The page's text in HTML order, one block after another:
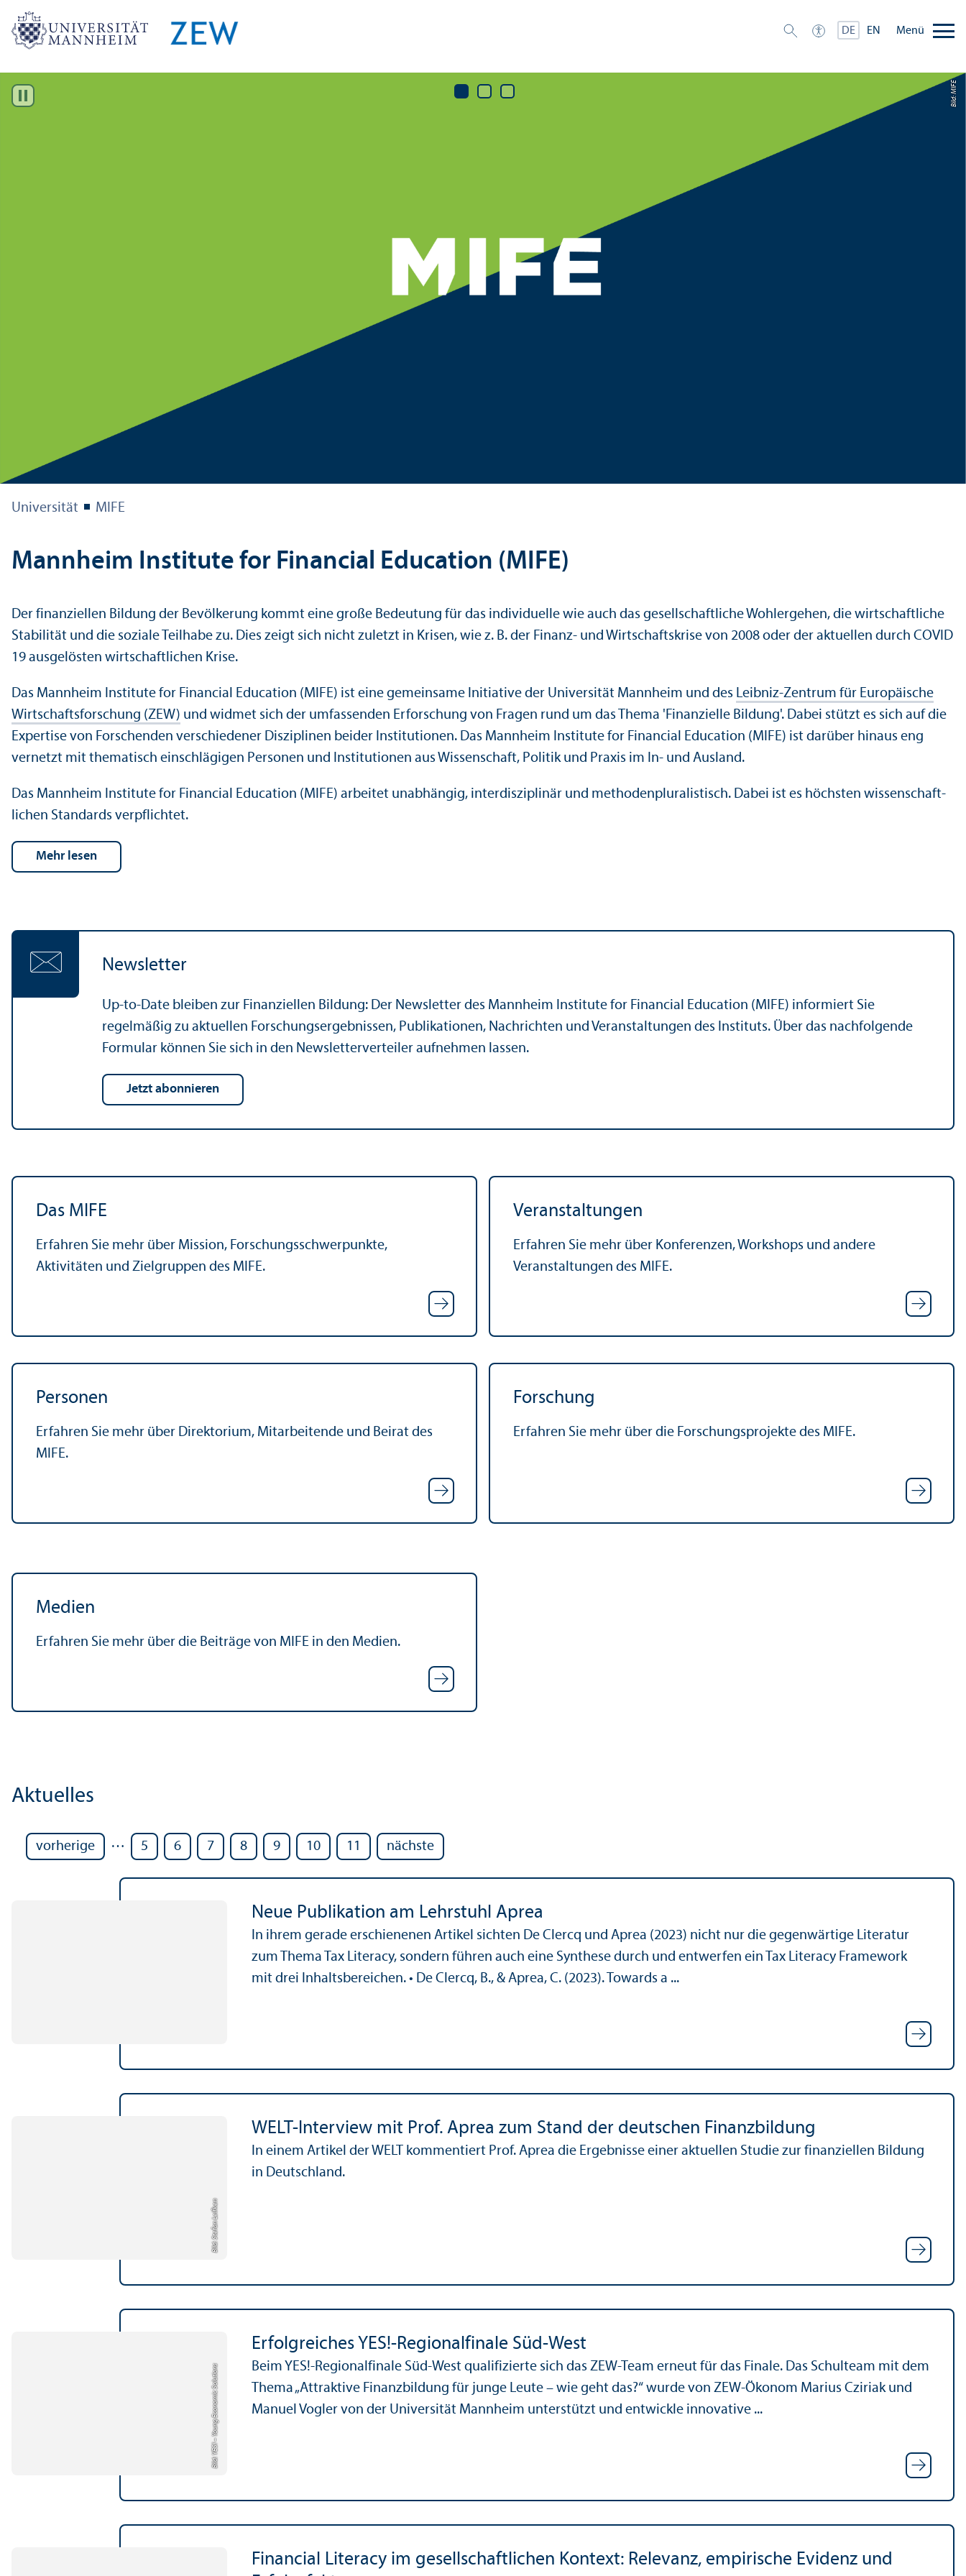
DE EN Menü
Bild: MIFE
Universität MIFE
Mannheim Institute for Financial Education (MIFE)
Der finanz­iellen Bildung der Bevölkerung kommt eine große Bedeutung für das individuelle wie auch das gesellschaft­liche Wohlergehen, die wirtschaft­liche
Stabilität und die soziale Teilhabe zu. Dies zeigt sich nicht zuletzt in Krisen, wie z. B. der Finanz- und Wirtschafts­krise von 2008 oder der aktuellen durch COVID
19 ausgelösten wirtschaft­lichen Krise.
Das Mannheim Institute for Financial Education (MIFE) ist eine gemeinsame Initiative der Universität Mannheim und des Leibniz-Zentrum für Europäische
Wirtschafts­forschung (ZEW) und widmet sich der umfassenden Erforschung von Fragen rund um das Thema 'Finanz­ielle Bildung'. Dabei stützt es sich auf die
Expertise von Forschenden verschiedener Disziplinen beider Institutionen. Das Mannheim Institute for Financial Education (MIFE) ist darüber hinaus eng
vernetzt mit thematisch einschlägigen Personen und Institutionen aus Wissenschaft, Politik und Praxis im In- und Ausland.
Das Mannheim Institute for Financial Education (MIFE) arbeitet unabhängig, interdisziplinär und methodenpluralistisch. Dabei ist es höchsten wissenschaft­
lichen Standards verpflichtet.
Mehr lesen
Newsletter
Up-to-Date bleiben zur Finanz­iellen Bildung: Der Newsletter des Mannheim Institute for Financial Education (MIFE) informiert Sie
regelmäßig zu aktuellen Forschungs­ergebnissen, Publikationen, Nachrichten und Veranstaltungen des Instituts. Über das nachfolgende
Formular können Sie sich in den Newsletterverteiler aufnehmen lassen.
Jetzt abonnieren
Das MIFE
Erfahren Sie mehr über Mission, Forschungs­schwerpunkte,
Aktivitäten und Ziel­gruppen des MIFE.
Veranstaltungen
Erfahren Sie mehr über Konferenzen, Workshops und andere
Veranstaltungen des MIFE.
Personen
Erfahren Sie mehr über Direktorium, Mitarbeitende und Beirat des
MIFE.
Forschung
Erfahren Sie mehr über die Forschungs­projekte des MIFE.
Medien
Erfahren Sie mehr über die Beiträge von MIFE in den Medien.
Aktuelles
vorherige … 5 6 7 8 9 10 11 nächste
Neue Publikation am Lehr­stuhl Aprea
In ihrem gerade erschienenen Artikel sichten De Clercq und Aprea (2023) nicht nur die gegenwärtige Literatur
zum Thema Tax Literacy, sondern führen auch eine Synthese durch und entwerfen ein Tax Literacy Framework
mit drei Inhalts­bereichen. • De Clercq, B., & Aprea, C. (2023). Towards a ...
Bild: Stefan Leifken
WELT-Interview mit Prof. Aprea zum Stand der deutschen Finanz­bildung
In einem Artikel der WELT kommentiert Prof. Aprea die Ergebnisse einer aktuellen Studie zur finanz­iellen Bildung
in Deutschland.
Bild: YES! – Young Economic Solutions
Erfolgreiches YES!-Regionalfinale Süd-West
Beim YES!-Regionalfinale Süd-West qualifizierte sich das ZEW-Team erneut für das Finale. Das Schul­team mit dem
Thema „Attraktive Finanz­bildung für junge Leute – wie geht das?“ wurde von ZEW-Ökonom Marius Cziriak und
Manuel Vogler von der Universität Mannheim unter­stützt und entwickle innovative ...
Financial Literacy im gesellschaft­lichen Kontext: Relevanz, empirische Evidenz und